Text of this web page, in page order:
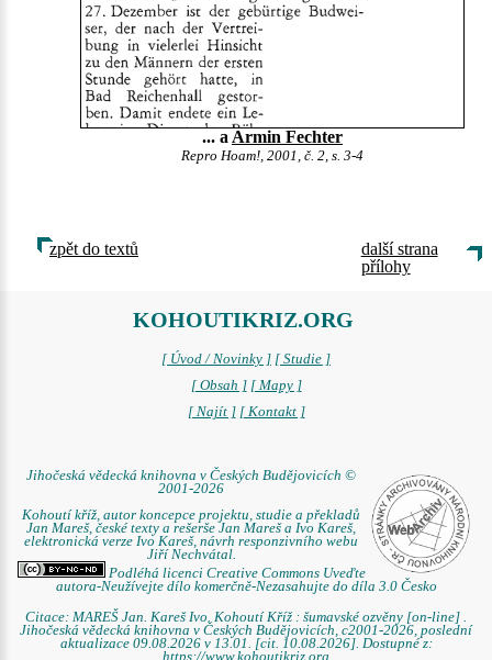
... a Armin Fechter
Repro Hoam!, 2001, č. 2, s. 3-4
zpět do textů
další strana
přílohy
KOHOUTIKRIZ.ORG
[ Úvod / Novinky ] [ Studie ]
[ Obsah ] [ Mapy ]
[ Najít ] [ Kontakt ]
Jihočeská vědecká knihovna v Českých Budějovicích ©
2001-2026
Kohoutí kříž, autor koncepce projektu, studie a překladů
Jan Mareš, české texty a rešerše Jan Mareš a Ivo Kareš,
elektronická verze Ivo Kareš, návrh responzivního webu
Jiří Nechvátal.
Podléhá licenci Creative Commons Uveďte
autora-Neužívejte dílo komerčně-Nezasahujte do díla 3.0 Česko
Citace: MAREŠ Jan. Kareš Ivo. Kohoutí Kříž : šumavské ozvěny [on-line] .
Jihočeská vědecká knihovna v Českých Budějovicích, c2001-2026, poslední
aktualizace 09.08.2026 v 13.01. [cit. 10.08.2026]. Dostupné z:
https://www.kohoutikriz.org